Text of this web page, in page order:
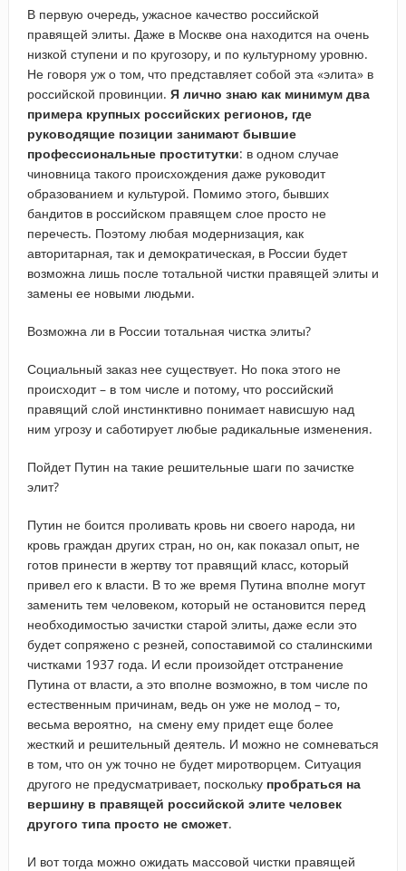
В первую очередь, ужасное качество российской
правящей элиты. Даже в Москве она находится на очень
низкой ступени и по кругозору, и по культурному уровню.
Не говоря уж о том, что представляет собой эта «элита» в
российской провинции. Я лично знаю как минимум два
примера крупных российских регионов, где
руководящие позиции занимают бывшие
профессиональные проститутки: в одном случае
чиновница такого происхождения даже руководит
образованием и культурой. Помимо этого, бывших
бандитов в российском правящем слое просто не
перечесть. Поэтому любая модернизация, как
авторитарная, так и демократическая, в России будет
возможна лишь после тотальной чистки правящей элиты и
замены ее новыми людьми.
Возможна ли в России тотальная чистка элиты?
Социальный заказ нее существует. Но пока этого не
происходит – в том числе и потому, что российский
правящий слой инстинктивно понимает нависшую над
ним угрозу и саботирует любые радикальные изменения.
Пойдет Путин на такие решительные шаги по зачистке
элит?
Путин не боится проливать кровь ни своего народа, ни
кровь граждан других стран, но он, как показал опыт, не
готов принести в жертву тот правящий класс, который
привел его к власти. В то же время Путина вполне могут
заменить тем человеком, который не остановится перед
необходимостью зачистки старой элиты, даже если это
будет сопряжено с резней, сопоставимой со сталинскими
чистками 1937 года. И если произойдет отстранение
Путина от власти, а это вполне возможно, в том числе по
естественным причинам, ведь он уже не молод – то,
весьма вероятно, на смену ему придет еще более
жесткий и решительный деятель. И можно не сомневаться
в том, что он уж точно не будет миротворцем. Ситуация
другого не предусматривает, поскольку пробраться на
вершину в правящей российской элите человек
другого типа просто не сможет.
И вот тогда можно ожидать массовой чистки правящей